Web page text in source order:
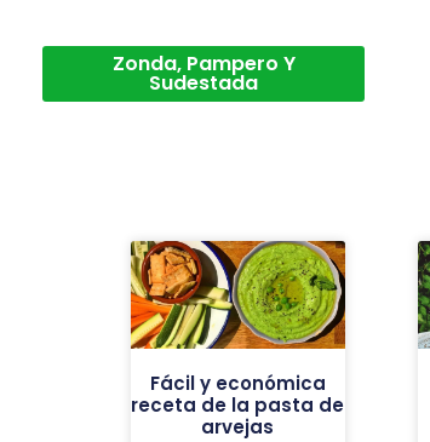
Zonda, Pampero Y
Sudestada
Fácil y económica
receta de la pasta de
arvejas